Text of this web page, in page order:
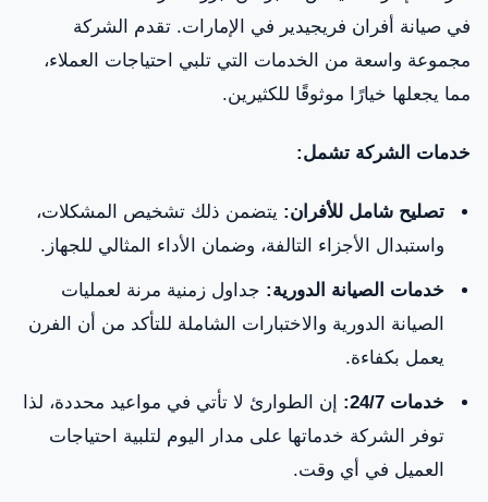
في صيانة أفران فريجيدير في الإمارات. تقدم الشركة
مجموعة واسعة من الخدمات التي تلبي احتياجات العملاء،
مما يجعلها خيارًا موثوقًا للكثيرين.
خدمات الشركة تشمل:
تصليح شامل للأفران: يتضمن ذلك تشخيص المشكلات،
واستبدال الأجزاء التالفة، وضمان الأداء المثالي للجهاز.
خدمات الصيانة الدورية: جداول زمنية مرنة لعمليات
الصيانة الدورية والاختبارات الشاملة للتأكد من أن الفرن
يعمل بكفاءة.
خدمات 24/7:
إن الطوارئ لا تأتي في مواعيد محددة، لذا
توفر الشركة خدماتها على مدار اليوم لتلبية احتياجات
العميل في أي وقت.